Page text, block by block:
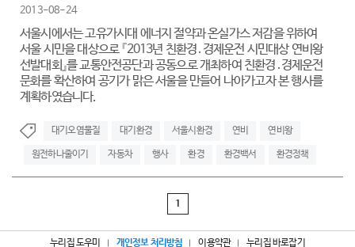
2013-08-24
서울시에서는 고유가시대 에너지 절약과 온실가스 저감을 위하여
서울 시민을 대상으로 『2013년 친환경․경제운전 시민대상 연비왕
선발대회』를 교통안전공단과 공동으로 개최하여 친환경․경제운전
문화를 확산하여 공기가 맑은 서울을 만들어 나아가고자 본 행사를
계획하였습니다.
대기오염물질 대기환경 서울시환경 연비 연비왕
원전하나줄이기 자동차 행사 환경 환경백서 환경정책
1
누리집 도우미 개인정보 처리방침 이용약관 누리집 바로잡기